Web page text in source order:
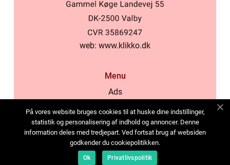
web: www.klikko.dk
Menu
Ads
Cookies
Contact
Sitemap
På vores website bruges cookies til at huske dine indstillinger,
statistik og personalisering af indhold og annoncer. Denne
information deles med tredjepart. Ved fortsat brug af websiden
godkender du cookiepolitikken.
Ok Privatlivspolitik